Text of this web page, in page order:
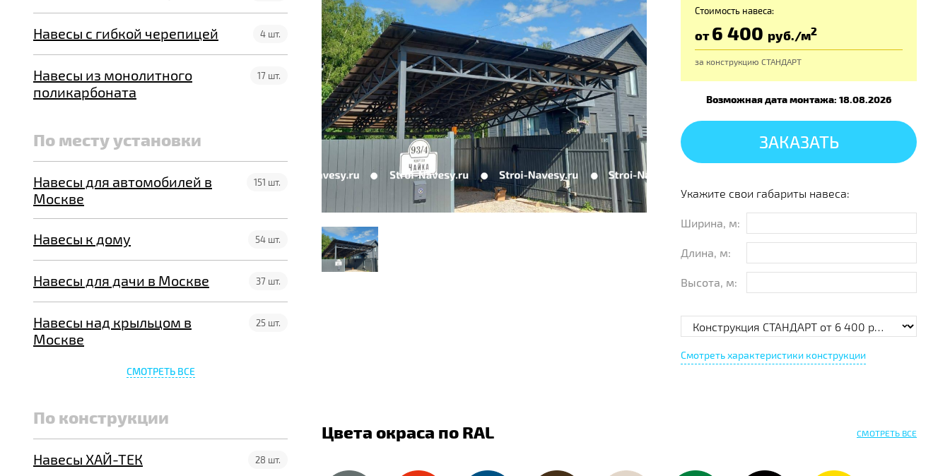
поликарбоната
Навесы с гибкой черепицей 4 шт.
Навесы из монолитного
поликарбоната
17 шт.
По месту установки
Навесы для автомобилей в
Москве
151 шт.
Навесы к дому 54 шт.
Навесы для дачи в Москве 37 шт.
Навесы над крыльцом в
Москве
25 шт.
СМОТРЕТЬ ВСЕ
По конструкции
Навесы ХАЙ-ТЕК 28 шт.
Стоимость навеса:
от6 400 руб./м2
за конструкцию СТАНДАРТ
Возможная дата монтажа: 18.08.2026
ЗАКАЗАТЬ
Укажите свои габариты навеса:
Ширина, м:
Длина, м:
Высота, м:
Смотреть характеристики конструкции
Цвета окраса по RAL СМОТРЕТЬ ВСЕ